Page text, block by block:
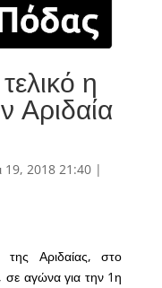
η
Αριδαία
19, 2018 21:40|
Αριδαίας, στο
σε αγώνα για την 1η